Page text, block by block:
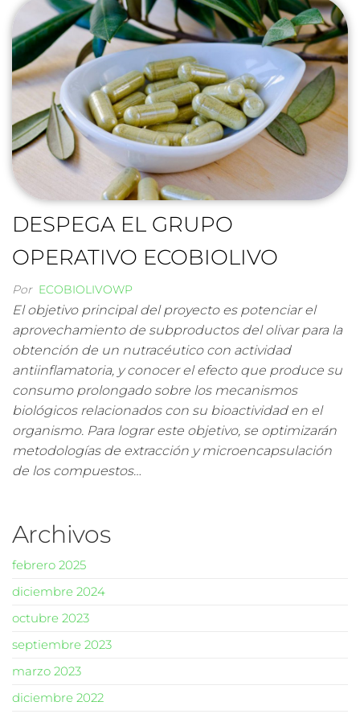
DESPEGA EL GRUPO
OPERATIVO ECOBIOLIVO
Por ECOBIOLIVOWP
El objetivo principal del proyecto es potenciar el
aprovechamiento de subproductos del olivar para la
obtención de un nutracéutico con actividad
antiinflamatoria, y conocer el efecto que produce su
consumo prolongado sobre los mecanismos
biológicos relacionados con su bioactividad en el
organismo. Para lograr este objetivo, se optimizarán
metodologías de extracción y microencapsulación
de los compuestos…
Archivos
febrero 2025
diciembre 2024
octubre 2023
septiembre 2023
marzo 2023
diciembre 2022